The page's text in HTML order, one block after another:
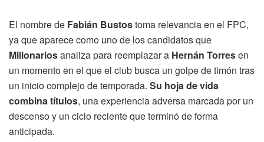
El nombre de Fabián Bustostoma relevancia en el FPC,
ya que aparece como uno de los candidatos que
Millonariosanaliza para reemplazar a Hernán Torresen
un momento en el que el club busca un golpe de timón tras
un inicio complejo de temporada. Su hoja de vida
combina títulos, una experiencia adversa marcada por un
descenso y un ciclo reciente que terminó de forma
anticipada.